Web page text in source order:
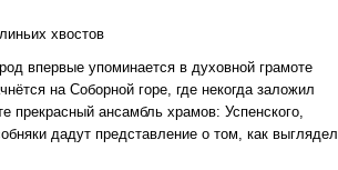
хвостов
впервые упоминается в духовной грамоте
на Соборной горе, где некогда заложил
прекрасный ансамбль храмов: Успенского,
дадут представление о том, как выглядел